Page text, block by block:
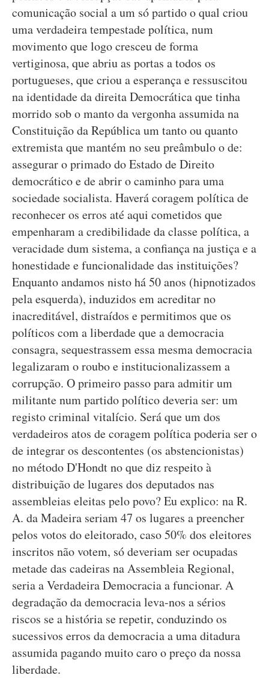
comunicação social a um só partido o qual criou
uma verdadeira tempestade política, num
movimento que logo cresceu de forma
vertiginosa, que abriu as portas a todos os
portugueses, que criou a esperança e ressuscitou
na identidade da direita Democrática que tinha
morrido sob o manto da vergonha assumida na
Constituição da República um tanto ou quanto
extremista que mantém no seu preâmbulo o de:
assegurar o primado do Estado de Direito
democrático e de abrir o caminho para uma
sociedade socialista. Haverá coragem política de
reconhecer os erros até aqui cometidos que
empenharam a credibilidade da classe política, a
veracidade dum sistema, a confiança na justiça e a
honestidade e funcionalidade das instituições?
Enquanto andamos nisto há 50 anos (hipnotizados
pela esquerda), induzidos em acreditar no
inacreditável, distraídos e permitimos que os
políticos com a liberdade que a democracia
consagra, sequestrassem essa mesma democracia
legalizaram o roubo e institucionalizassem a
corrupção. O primeiro passo para admitir um
militante num partido político deveria ser: um
registo criminal vitalício. Será que um dos
verdadeiros atos de coragem política poderia ser o
de integrar os descontentes (os abstencionistas)
no método D'Hondt no que diz respeito à
distribuição de lugares dos deputados nas
assembleias eleitas pelo povo? Eu explico: na R.
A. da Madeira seriam 47 os lugares a preencher
pelos votos do eleitorado, caso 50% dos eleitores
inscritos não votem, só deveriam ser ocupadas
metade das cadeiras na Assembleia Regional,
seria a Verdadeira Democracia a funcionar. A
degradação da democracia leva-nos a sérios
riscos se a história se repetir, conduzindo os
sucessivos erros da democracia a uma ditadura
assumida pagando muito caro o preço da nossa
liberdade.